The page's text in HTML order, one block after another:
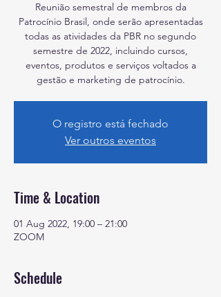
Reunião semestral de membros da
Patrocínio Brasil, onde serão apresentadas
todas as atividades da PBR no segundo
semestre de 2022, incluindo cursos,
eventos, produtos e serviços voltados a
gestão e marketing de patrocínio.
O registro está fechado
Ver outros eventos
Time & Location
01 Aug 2022, 19:00 – 21:00
ZOOM
Schedule